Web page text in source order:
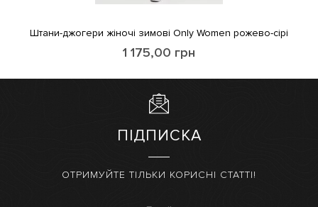
Штани-джогери жіночі зимові Only Women рожево-сірі
1 175,00 грн
ПІДПИСКА
ОТРИМУЙТЕ ТІЛЬКИ КОРИСНІ СТАТТІ!